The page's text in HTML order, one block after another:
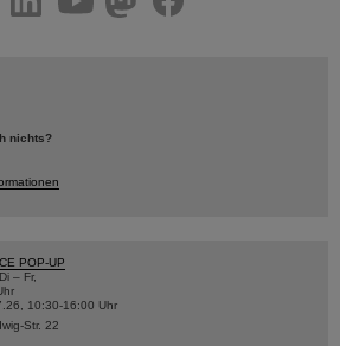
nichts?
POP-UP
– Fr,
10:30-16:00 Uhr
Str. 22